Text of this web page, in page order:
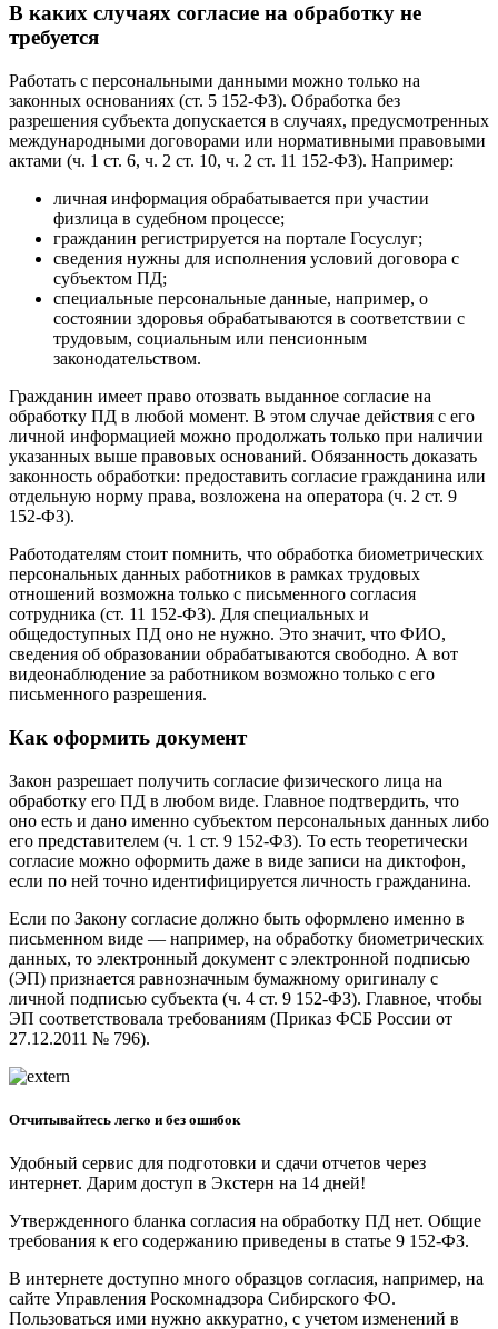
В каких случаях согласие на обработку не
требуется
Работать с персональными данными можно только на
законных основаниях (ст. 5 152-ФЗ). Обработка без
разрешения субъекта допускается в случаях, предусмотренных
международными договорами или нормативными правовыми
актами (ч. 1 ст. 6, ч. 2 ст. 10, ч. 2 ст. 11 152-ФЗ). Например:
личная информация обрабатывается при участии
физлица в судебном процессе;
гражданин регистрируется на портале Госуслуг;
сведения нужны для исполнения условий договора с
субъектом ПД;
специальные персональные данные, например, о
состоянии здоровья обрабатываются в соответствии с
трудовым, социальным или пенсионным
законодательством.
Гражданин имеет право отозвать выданное согласие на
обработку ПД в любой момент. В этом случае действия с его
личной информацией можно продолжать только при наличии
указанных выше правовых оснований. Обязанность доказать
законность обработки: предоставить согласие гражданина или
отдельную норму права, возложена на оператора (ч. 2 ст. 9
152-ФЗ).
Работодателям стоит помнить, что обработка биометрических
персональных данных работников в рамках трудовых
отношений возможна только с письменного согласия
сотрудника (ст. 11 152-ФЗ). Для специальных и
общедоступных ПД оно не нужно. Это значит, что ФИО,
сведения об образовании обрабатываются свободно. А вот
видеонаблюдение за работником возможно только с его
письменного разрешения.
Как оформить документ
Закон разрешает получить согласие физического лица на
обработку его ПД в любом виде. Главное подтвердить, что
оно есть и дано именно субъектом персональных данных либо
его представителем (ч. 1 ст. 9 152-ФЗ). То есть теоретически
согласие можно оформить даже в виде записи на диктофон,
если по ней точно идентифицируется личность гражданина.
Если по Закону согласие должно быть оформлено именно в
письменном виде — например, на обработку биометрических
данных, то электронный документ с электронной подписью
(ЭП) признается равнозначным бумажному оригиналу с
личной подписью субъекта (ч. 4 ст. 9 152-ФЗ). Главное, чтобы
ЭП соответствовала требованиям (Приказ ФСБ России от
27.12.2011 № 796).
Отчитывайтесь легко и без ошибок
Удобный сервис для подготовки и сдачи отчетов через
интернет. Дарим доступ в Экстерн на 14 дней!
Утвержденного бланка согласия на обработку ПД нет. Общие
требования к его содержанию приведены в статье 9 152-ФЗ.
В интернете доступно много образцов согласия, например, на
сайте Управления Роскомнадзора Сибирского ФО.
Пользоваться ими нужно аккуратно, с учетом изменений в